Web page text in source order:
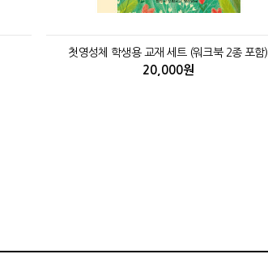
첫영성체 학생용 교재 세트 (워크북 2종 포함)
20,000원